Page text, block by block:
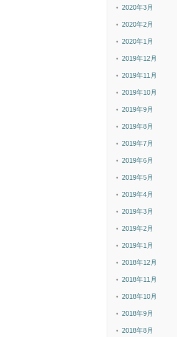
2020年3月
2020年2月
2020年1月
2019年12月
2019年11月
2019年10月
2019年9月
2019年8月
2019年7月
2019年6月
2019年5月
2019年4月
2019年3月
2019年2月
2019年1月
2018年12月
2018年11月
2018年10月
2018年9月
2018年8月